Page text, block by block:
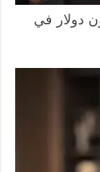
بـ50 مليون دولار في